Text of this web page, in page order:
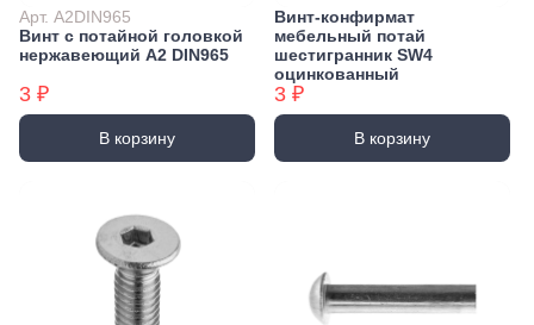
Арт. А2DIN965
Винт с потайной головкой
нержавеющий А2 DIN965
3 ₽
В корзину
Винт-конфирмат
мебельный потай
шестигранник SW4
оцинкованный
3 ₽
В корзину